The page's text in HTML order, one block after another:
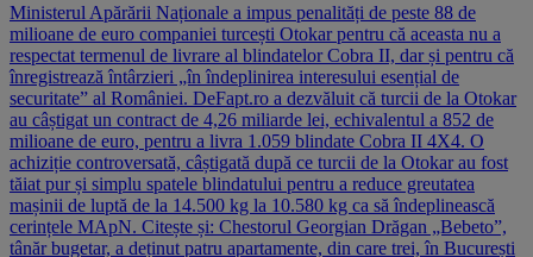
Ministerul Apărării Naționale a impus penalități de peste 88 de
milioane de euro companiei turcești Otokar pentru că aceasta nu a
respectat termenul de livrare al blindatelor Cobra II, dar și pentru că
înregistrează întârzieri „în îndeplinirea interesului esențial de
securitate” al României. DeFapt.ro a dezvăluit că turcii de la Otokar
au câștigat un contract de 4,26 miliarde lei, echivalentul a 852 de
milioane de euro, pentru a livra 1.059 blindate Cobra II 4X4. O
achiziție controversată, câștigată după ce turcii de la Otokar au fost
tăiat pur și simplu spatele blindatului pentru a reduce greutatea
mașinii de luptă de la 14.500 kg la 10.580 kg ca să îndeplinească
cerințele MApN. Citește și: Chestorul Georgian Drăgan „Bebeto”,
tânăr bugetar, a deținut patru apartamente, din care trei, în București